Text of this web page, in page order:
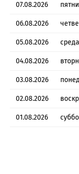
07.08.2026
06.08.2026
05.08.2026 среда
04.08.2026
03.08.2026
02.08.2026
01.08.2026